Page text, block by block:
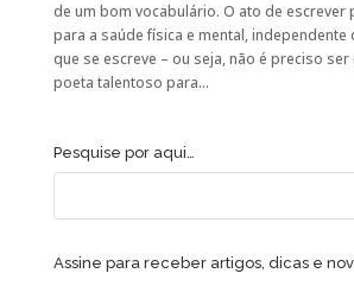
de um bom vocabulário. O ato de escrever
para a saúde física e mental, independente
que se escreve – ou seja, não é preciso
poeta talentoso para...
Pesquise por aqui…
Assine para receber artigos, dicas e